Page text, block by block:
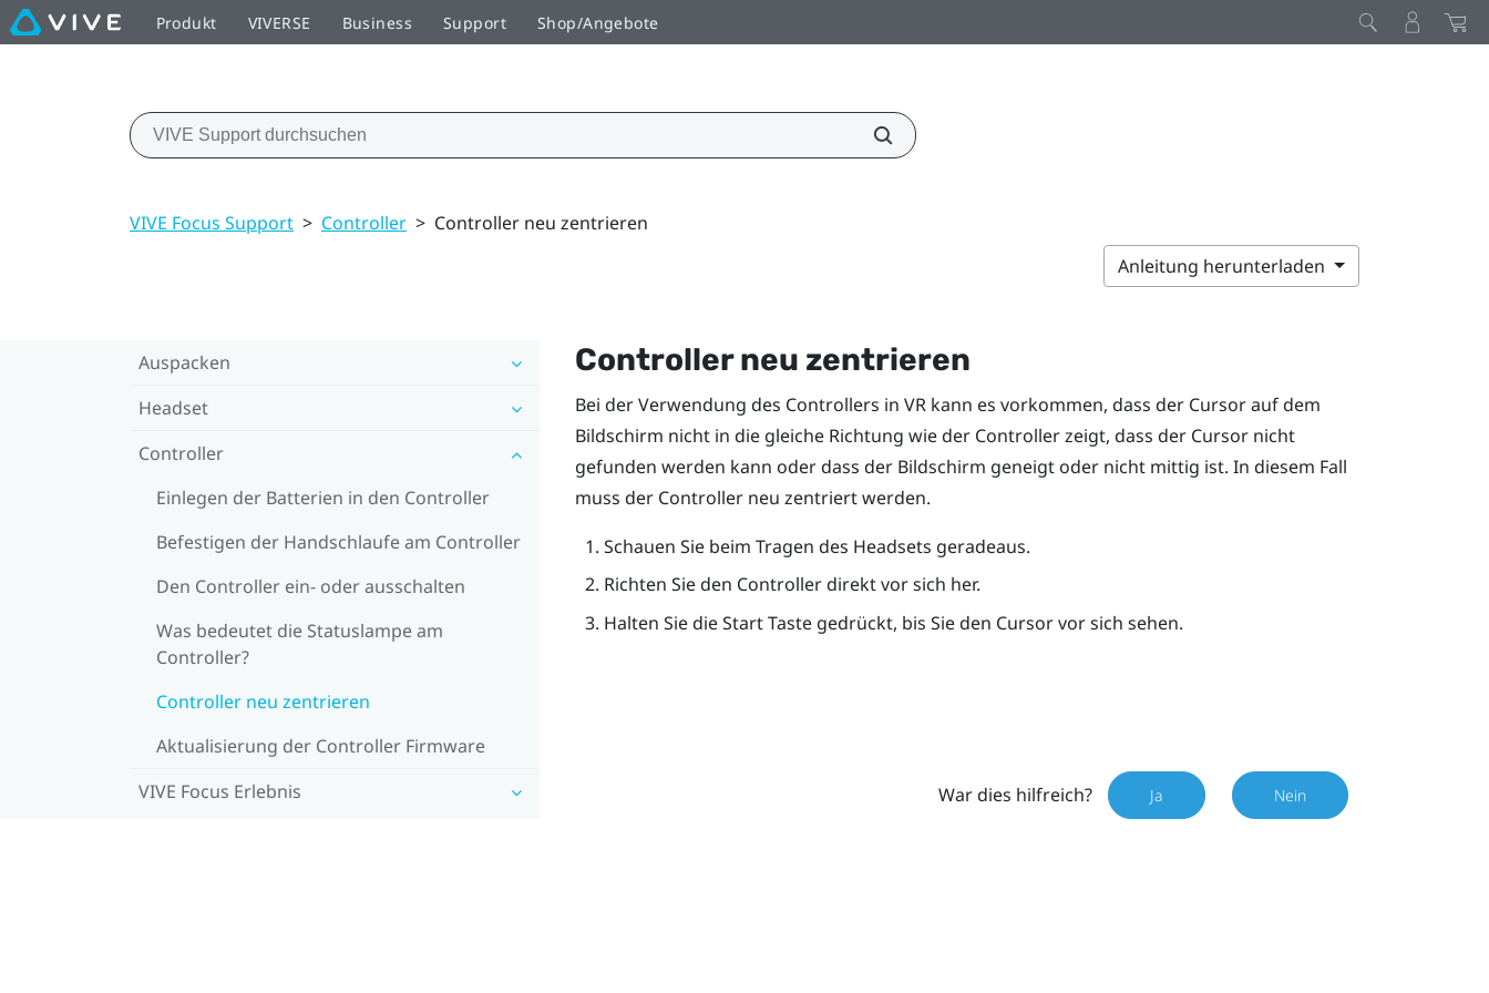
Produkt VIVERSE Business Support Shop/Angebote
VIVE Focus Support > Controller > Controller neu zentrieren
Anleitung herunterladen
Auspacken
Headset
Controller
Einlegen der Batterien in den Controller
Befestigen der Handschlaufe am Controller
Den Controller ein- oder ausschalten
Was bedeutet die Statuslampe am
Controller?
Controller neu zentrieren
Aktualisierung der Controller Firmware
VIVE Focus Erlebnis
Controller neu zentrieren
Bei der Verwendung des Controllers in VR kann es vorkommen, dass der Cursor auf dem
Bildschirm nicht in die gleiche Richtung wie der Controller zeigt, dass der Cursor nicht
gefunden werden kann oder dass der Bildschirm geneigt oder nicht mittig ist. In diesem Fall
muss der Controller neu zentriert werden.
Schauen Sie beim Tragen des Headsets geradeaus.
Richten Sie den Controller direkt vor sich her.
Halten Sie dieStartTaste gedrückt, bis Sie den Cursor vor sich sehen.
War dies hilfreich? Ja Nein